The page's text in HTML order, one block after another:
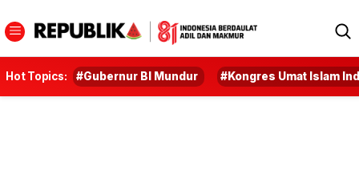
Hot Topics: #Gubernur BI Mundur #Kongres Umat Islam